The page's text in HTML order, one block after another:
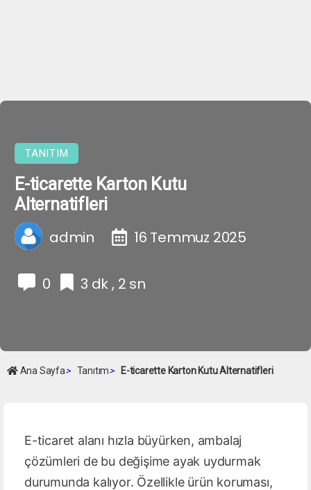
TANITIM
E-ticarette Karton Kutu
Alternatifleri
admin 16 Temmuz 2025
0 3 dk , 2 sn
Ana Sayfa> Tanıtım> E-ticarette Karton Kutu Alternatifleri
E-ticaret alanı hızla büyürken, ambalaj
çözümleri de bu değişime ayak uydurmak
durumunda kalıyor. Özellikle ürün koruması,